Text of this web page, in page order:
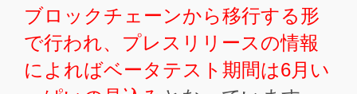
ブロックチェーンから移行する形
で行われ、プレスリリースの情報
によればベータテスト期間は6月い